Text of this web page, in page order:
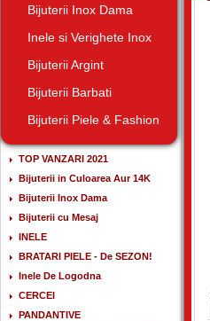
Bijuterii Inox Dama
Inele si Verighete Inox
Bijuterii Argint
Bijuterii Barbati
Bijuterii Piele & Fashion
TOP VANZARI 2021
Bijuterii in Culoarea Aur 14K
Bijuterii Inox Dama
Bijuterii cu Mesaj
INELE
BRATARI PIELE - De SEZON!
Inele De Logodna
CERCEI
PANDANTIVE